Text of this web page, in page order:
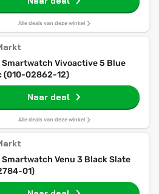
Alle deals van deze winkel
Smartwatch Vivoactive 5 Blue
(010-02862-12)
Naar deal
Alle deals van deze winkel
Venu 3 Black Slate
01)